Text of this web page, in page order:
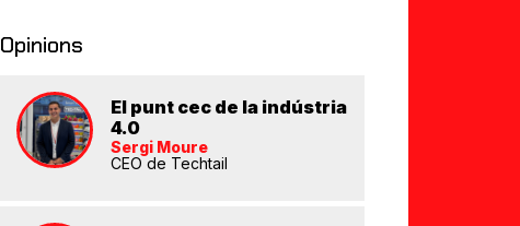
Opinions
El punt cec de la indústria
4.0
Sergi Moure
CEO de Techtail